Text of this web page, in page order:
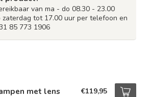
van ma - do 08.30 - 23.00
tot 17.00 uur per telefoon en
85 773 1906
met lens €119,95